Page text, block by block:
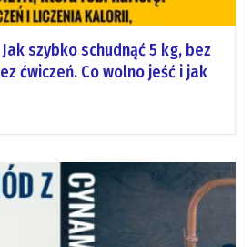
Jak szybko schudnąć 5 kg, bez
ćwiczeń. Co wolno jeść i jak